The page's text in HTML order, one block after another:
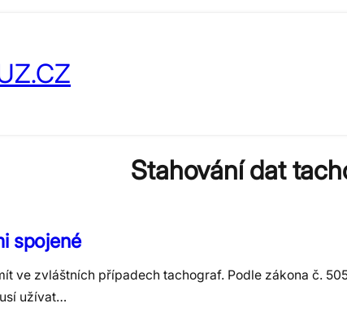
Stahování dat
spojené
ve zvláštních případech tachograf. Podle zákona č.
užívat…